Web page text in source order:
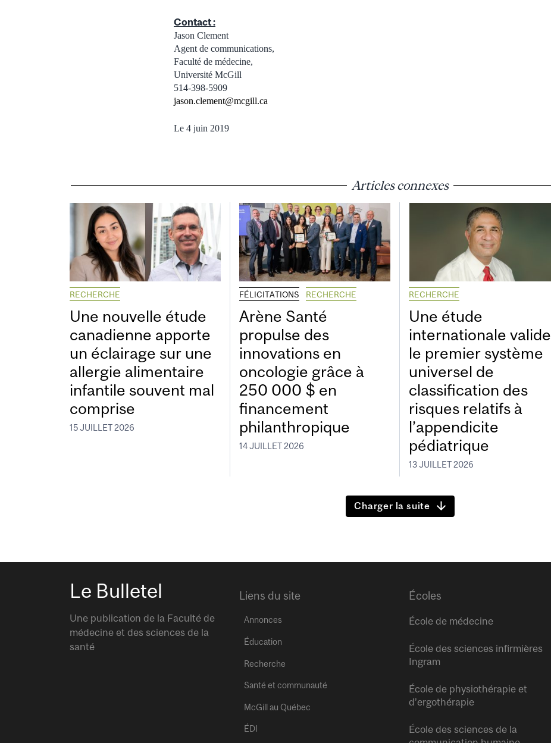
Contact :
Jason Clement
Agent de communications,
Faculté de médecine,
Université McGill
514-398-5909
jason.clement@mcgill.ca
Le 4 juin 2019
Articles connexes
RECHERCHE
Une nouvelle étude
canadienne apporte
un éclairage sur une
allergie alimentaire
infantile souvent mal
comprise
15 JUILLET 2026
FÉLICITATIONS RECHERCHE
Arène Santé
propulse des
innovations en
oncologie grâce à
250 000 $ en
financement
philanthropique
14 JUILLET 2026
RECHERCHE
Une étude
internationale valide
le premier système
universel de
classification des
risques relatifs à
l’appendicite
pédiatrique
13 JUILLET 2026
Charger la suite
Le Bulletel
Une publication de la Faculté de
médecine et des sciences de la
santé
Liens du site
Annonces
Éducation
Recherche
Santé et communauté
McGill au Québec
ÉDI
Écoles
École de médecine
École des sciences infirmières
Ingram
École de physiothérapie et
d’ergothérapie
École des sciences de la